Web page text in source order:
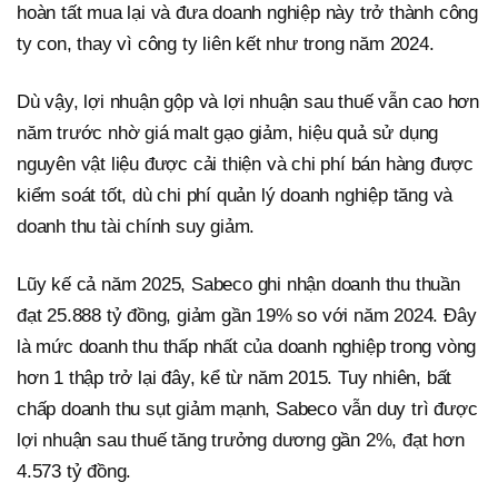
hoàn tất mua lại và đưa doanh nghiệp này trở thành công
ty con, thay vì công ty liên kết như trong năm 2024.
Dù vậy, lợi nhuận gộp và lợi nhuận sau thuế vẫn cao hơn
năm trước nhờ giá malt gạo giảm, hiệu quả sử dụng
nguyên vật liệu được cải thiện và chi phí bán hàng được
kiểm soát tốt, dù chi phí quản lý doanh nghiệp tăng và
doanh thu tài chính suy giảm.
Lũy kế cả năm 2025, Sabeco ghi nhận doanh thu thuần
đạt 25.888 tỷ đồng, giảm gần 19% so với năm 2024. Đây
là mức doanh thu thấp nhất của doanh nghiệp trong vòng
hơn 1 thập trở lại đây, kể từ năm 2015. Tuy nhiên, bất
chấp doanh thu sụt giảm mạnh, Sabeco vẫn duy trì được
lợi nhuận sau thuế tăng trưởng dương gần 2%, đạt hơn
4.573 tỷ đồng.